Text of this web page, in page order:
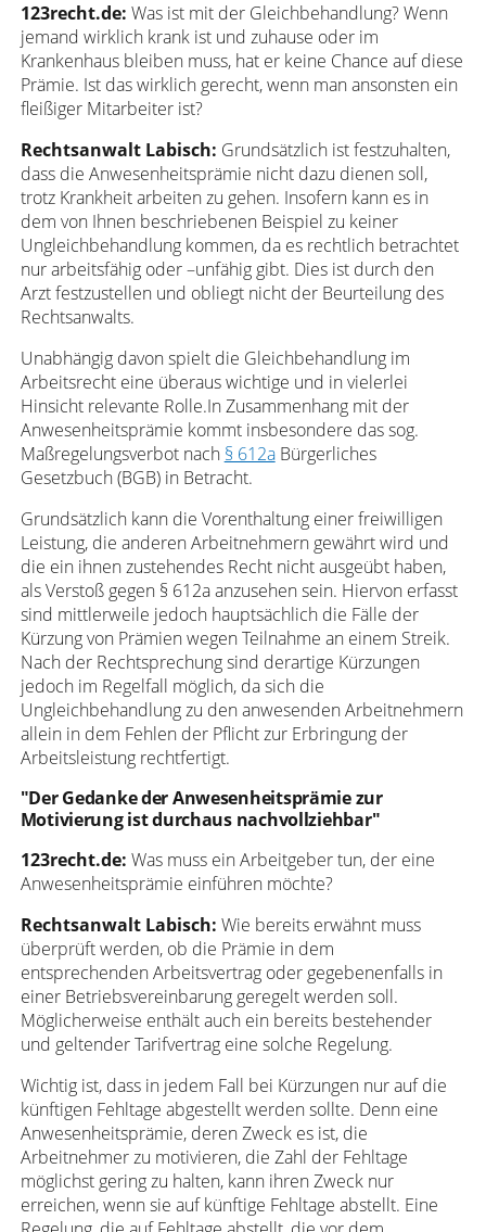
123recht.de: Was ist mit der Gleichbehandlung? Wenn
jemand wirklich krank ist und zuhause oder im
Krankenhaus bleiben muss, hat er keine Chance auf diese
Prämie. Ist das wirklich gerecht, wenn man ansonsten ein
fleißiger Mitarbeiter ist?
Rechtsanwalt Labisch: Grundsätzlich ist festzuhalten,
dass die Anwesenheitsprämie nicht dazu dienen soll,
trotz Krankheit arbeiten zu gehen. Insofern kann es in
dem von Ihnen beschriebenen Beispiel zu keiner
Ungleichbehandlung kommen, da es rechtlich betrachtet
nur arbeitsfähig oder –unfähig gibt. Dies ist durch den
Arzt festzustellen und obliegt nicht der Beurteilung des
Rechtsanwalts.
Unabhängig davon spielt die Gleichbehandlung im
Arbeitsrecht eine überaus wichtige und in vielerlei
Hinsicht relevante Rolle.In Zusammenhang mit der
Anwesenheitsprämie kommt insbesondere das sog.
Maßregelungsverbot nach § 612aBürgerliches
Gesetzbuch (BGB) in Betracht.
Grundsätzlich kann die Vorenthaltung einer freiwilligen
Leistung, die anderen Arbeitnehmern gewährt wird und
die ein ihnen zustehendes Recht nicht ausgeübt haben,
als Verstoß gegen § 612a anzusehen sein. Hiervon erfasst
sind mittlerweile jedoch hauptsächlich die Fälle der
Kürzung von Prämien wegen Teilnahme an einem Streik.
Nach der Rechtsprechung sind derartige Kürzungen
jedoch im Regelfall möglich, da sich die
Ungleichbehandlung zu den anwesenden Arbeitnehmern
allein in dem Fehlen der Pflicht zur Erbringung der
Arbeitsleistung rechtfertigt.
"Der Gedanke der Anwesenheitsprämie zur
Motivierung ist durchaus nachvollziehbar"
123recht.de: Was muss ein Arbeitgeber tun, der eine
Anwesenheitsprämie einführen möchte?
Rechtsanwalt Labisch: Wie bereits erwähnt muss
überprüft werden, ob die Prämie in dem
entsprechenden Arbeitsvertrag oder gegebenenfalls in
einer Betriebsvereinbarung geregelt werden soll.
Möglicherweise enthält auch ein bereits bestehender
und geltender Tarifvertrag eine solche Regelung.
Wichtig ist, dass in jedem Fall bei Kürzungen nur auf die
künftigen Fehltage abgestellt werden sollte. Denn eine
Anwesenheitsprämie, deren Zweck es ist, die
Arbeitnehmer zu motivieren, die Zahl der Fehltage
möglichst gering zu halten, kann ihren Zweck nur
erreichen, wenn sie auf künftige Fehltage abstellt. Eine